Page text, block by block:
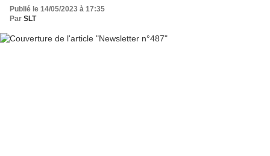
Publié le 14/05/2023 à 17:35
Par SLT